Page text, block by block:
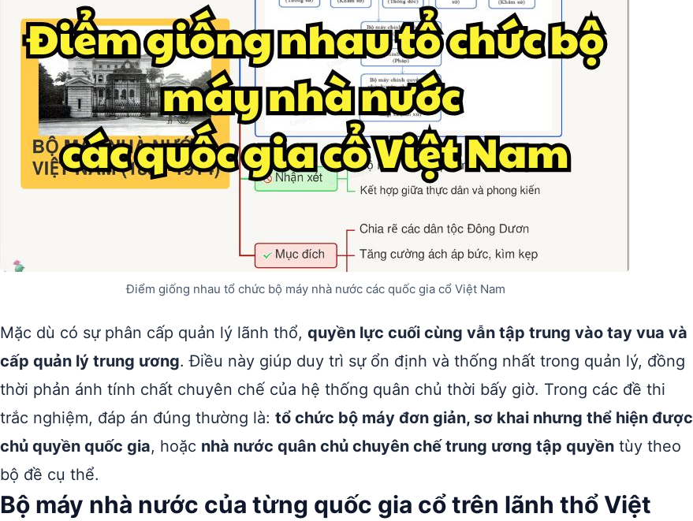
Điểm giống nhau tổ chức bộ máy nhà nước các quốc gia cổ Việt Nam
Mặc dù có sự phân cấp quản lý lãnh thổ, quyền lực cuối cùng vẫn tập trung vào tay vua và
cấp quản lý trung ương. Điều này giúp duy trì sự ổn định và thống nhất trong quản lý, đồng
thời phản ánh tính chất chuyên chế của hệ thống quân chủ thời bấy giờ. Trong các đề thi
trắc nghiệm, đáp án đúng thường là: tổ chức bộ máy đơn giản, sơ khai nhưng thể hiện được
chủ quyền quốc gia, hoặc nhà nước quân chủ chuyên chế trung ương tập quyền tùy theo
bộ đề cụ thể.
Bộ máy nhà nước của từng quốc gia cổ trên lãnh thổ Việt